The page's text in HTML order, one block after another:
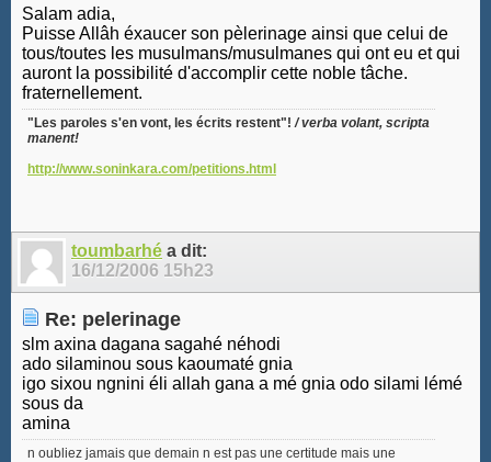
Salam adia,
Puisse Allâh éxaucer son pèlerinage ainsi que celui de
tous/toutes les musulmans/musulmanes qui ont eu et qui
auront la possibilité d'accomplir cette noble tâche.
fraternellement.
"Les paroles s'en vont, les écrits restent"! / verba volant, scripta
manent!
http://www.soninkara.com/petitions.html
toumbarhé a dit:
16/12/2006 15h23
Re: pelerinage
slm axina dagana sagahé néhodi
ado silaminou sous kaoumaté gnia
igo sixou ngnini éli allah gana a mé gnia odo silami lémé
sous da
amina
n oubliez jamais que demain n est pas une certitude mais une